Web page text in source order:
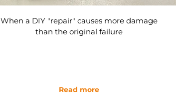
When a DIY "repair" causes more damage
than the original failure
Read more